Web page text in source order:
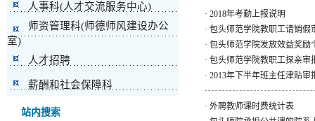
人事科(人才交流服务中心)
师资管理科(师德师风建设办公
室)
人才招聘
薪酬和社会保障科
站内搜索
· 2018年考勤上报说明
· 包头师范学院教职工请销假
· 包头师范学院发放效益奖励
· 包头师范学院教职工探亲审
· 2013年下半年班主任津贴审
· 外聘教师课时费统计表